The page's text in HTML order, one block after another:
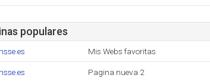
populares
Mis Webs favoritas
Pagina nueva 2